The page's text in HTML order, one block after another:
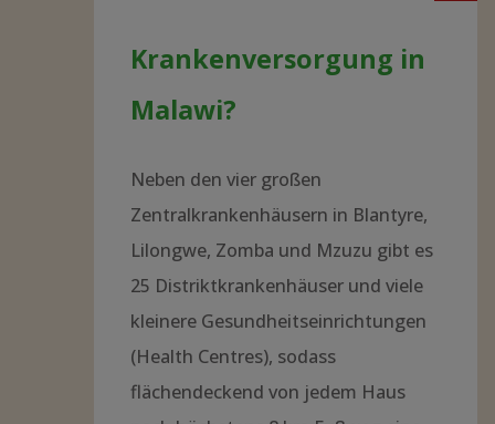
Krankenversorgung in
Malawi?
Neben den vier großen
Zentralkrankenhäusern in Blantyre,
Lilongwe, Zomba und Mzuzu gibt es
25 Distriktkrankenhäuser und viele
kleinere Gesundheitseinrichtungen
(Health Centres), sodass
flächendeckend von jedem Haus